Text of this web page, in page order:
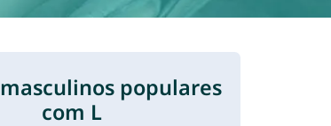
populares
com L